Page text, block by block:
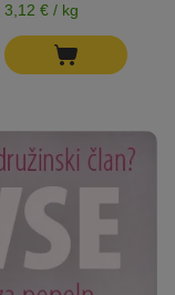
3,12 € / kg